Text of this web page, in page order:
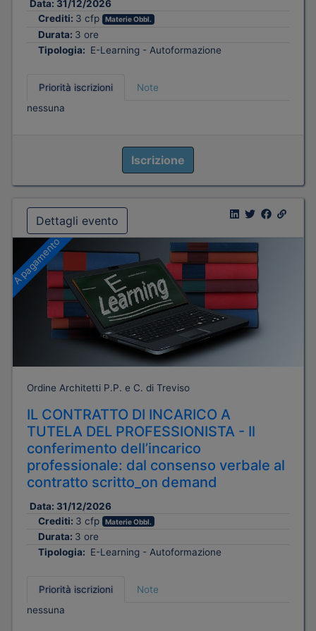
Data: 31/12/2026
Crediti: 3 cfp Materie Obbl.
Durata: 3 ore
Tipologia: E-Learning - Autoformazione
Priorità iscrizioni
Note
nessuna
Iscrizione
Dettagli evento
A pagamento
Ordine Architetti P.P. e C. di Treviso
IL CONTRATTO DI INCARICO A
TUTELA DEL PROFESSIONISTA - Il
conferimento dell’incarico
professionale: dal consenso verbale al
contratto scritto_on demand
Data: 31/12/2026
Crediti: 3 cfp Materie Obbl.
Durata: 3 ore
Tipologia: E-Learning - Autoformazione
Priorità iscrizioni
Note
nessuna